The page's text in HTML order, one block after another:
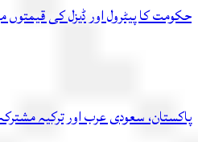
حکومت کا پیٹرول اور ڈیزل کی
پاکستان، سعودی عرب اور ترکیہ